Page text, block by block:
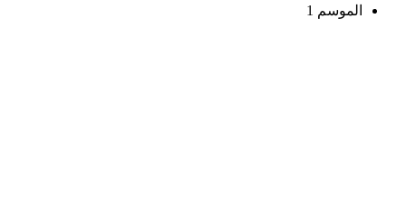
الموسم 1